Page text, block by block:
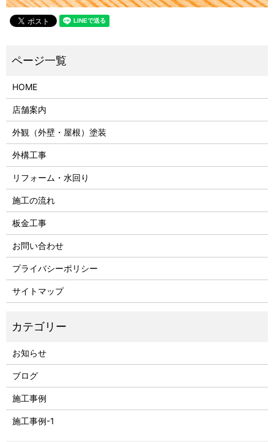
HOME
店舗案内
外観（外壁・屋根）塗装
外構工事
リフォーム・水回り
施工の流れ
板金工事
お問い合わせ
プライバシーポリシー
サイトマップ
お知らせ
ブログ
施工事例
施工事例-1